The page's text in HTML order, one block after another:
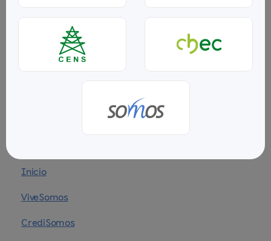
Línea de contacto
Llámanos al
Puntos de atención
Encuéntranos e inscríbete
Inicio
ViveSomos
CrediSomos